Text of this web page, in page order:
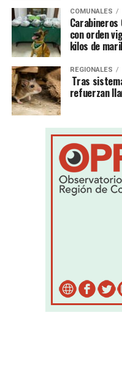
COMUNALES
Carabineros
con orden
kilos de
REGIONALES
Tras
refuerzan